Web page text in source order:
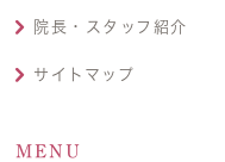
院長・スタッフ紹介
サイトマップ
MENU